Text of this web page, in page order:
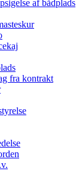
af bådplads
fra kontrakt